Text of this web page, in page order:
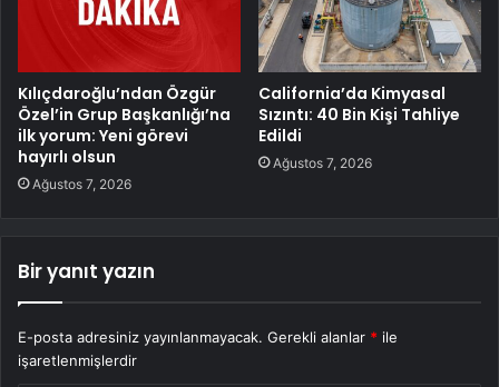
Kılıçdaroğlu’ndan Özgür
Özel’in Grup Başkanlığı’na
ilk yorum: Yeni görevi
hayırlı olsun
Ağustos 7, 2026
California’da Kimyasal
Sızıntı: 40 Bin Kişi Tahliye
Edildi
Ağustos 7, 2026
Bir yanıt yazın
E-posta adresiniz yayınlanmayacak. Gerekli alanlar * ile
işaretlenmişlerdir